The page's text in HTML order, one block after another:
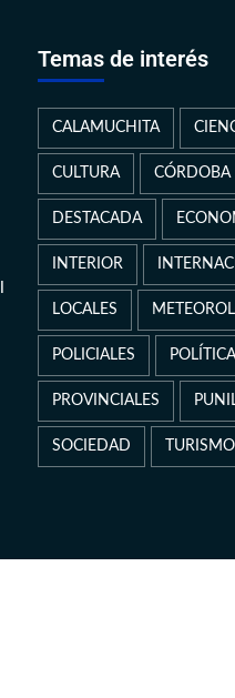
Temas de interés
CALAMUCHITA
CULTURA CÓRDOBA
DESTACADA
INTERIOR
LOCALES
POLICIALES
PROVINCIALES
SOCIEDAD TURISMO